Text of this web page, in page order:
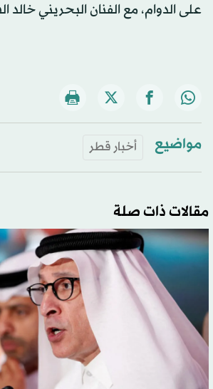
على الدوام، مع الفنان البحريني خالد
مواضيع أخبار قطر
مقالات ذات صلة